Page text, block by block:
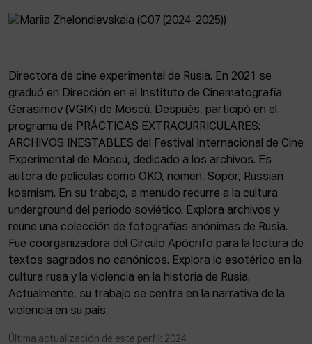
COMUNIDAD
LA CASA DEL CINE
ACTUALIDAD
Admisión
Intranet
EUS
ENG
Directora de cine experimental de Rusia. En 2021 se
graduó en Dirección en el Instituto de Cinematografía
Gerasimov (VGIK) de Moscú. Después, participó en el
programa de PRÁCTICAS EXTRACURRICULARES:
ARCHIVOS INESTABLES del Festival Internacional de Cine
Experimental de Moscú, dedicado a los archivos. Es
autora de películas como OKO, nomen, Sopor, Russian
kosmism. En su trabajo, a menudo recurre a la cultura
underground del periodo soviético. Explora archivos y
reúne una colección de fotografías anónimas de Rusia.
Fue coorganizadora del Círculo Apócrifo para la lectura de
textos sagrados no canónicos. Explora lo esotérico en la
cultura rusa y la violencia en la historia de Rusia.
Actualmente, su trabajo se centra en la narrativa de la
violencia en su país.
Última actualización de este perfil: 2024